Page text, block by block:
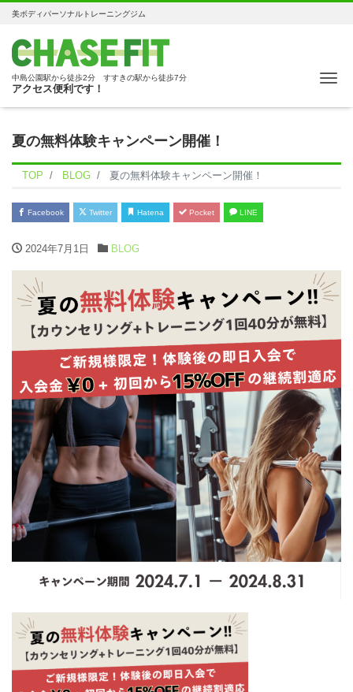
美ボディパーソナルトレーニングジム
中島公園駅から徒歩2分 すすきの駅から徒歩7分
アクセス便利です！
夏の無料体験キャンペーン開催！
TOP BLOG 夏の無料体験キャンペーン開催！
Facebook Twitter Hatena Pocket LINE
2024年7月1日 BLOG